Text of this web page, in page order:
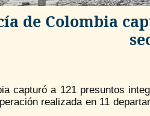
de Colombia
capturó a 121 presuntos
realizada en 11